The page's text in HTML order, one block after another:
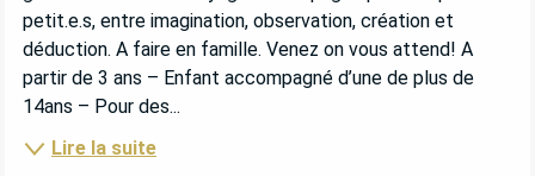
petit.e.s, entre imagination, observation, création et
déduction. A faire en famille. Venez on vous attend! A
partir de 3 ans – Enfant accompagné d’une de plus de
14ans – Pour des...
Lire la suite